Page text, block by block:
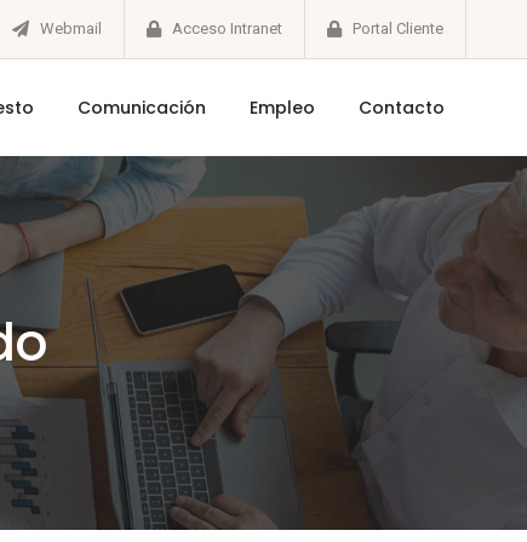
Webmail Acceso Intranet Portal Cliente
Comunicación Empleo Contacto